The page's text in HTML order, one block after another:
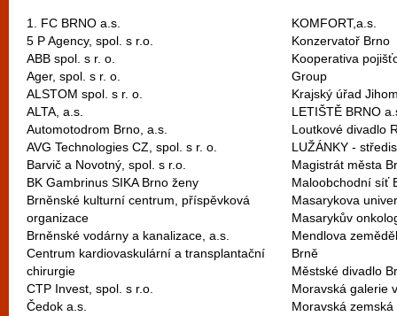
1. FC BRNO a.s.
5 P Agency, spol. s r.o.
ABB spol. s r. o.
Ager, spol. s r. o.
ALSTOM spol. s r. o.
ALTA, a.s.
Automotodrom Brno, a.s.
AVG Technologies CZ, spol. s r. o.
Barvič a Novotný, spol. s r.o.
BK Gambrinus SIKA Brno ženy
Brněnské kulturní centrum, příspěvková
organizace
Brněnské vodárny a kanalizace, a.s.
Centrum kardiovaskulární a transplantační
chirurgie
CTP Invest, spol. s r.o.
Čedok a.s.
KOMFORT,a.s.
Konzervatoř Brno
Kooperativa
Group
Krajský úřad
LETIŠTĚ BRNO
Loutkové divadlo
LUŽÁNKY -
Magistrát města
Maloobchodní síť
Masarykova
Masarykův
Mendlova
Brně
Městské divadlo
Moravská galerie
Moravská